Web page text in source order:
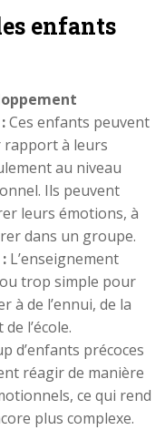
enfants
Ces enfants peuvent
rapport à leurs
au niveau
Ils peuvent
leurs émotions, à
dans un groupe.
L’enseignement
trop simple pour
à de l’ennui, de la
l’école.
d’enfants précoces
réagir de manière
ce qui rend
plus complexe.